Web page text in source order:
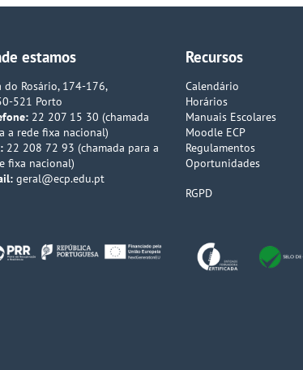
estamos
do Rosário, 174-176,
521 Porto
22 207 15 30 (chamada
a rede fixa nacional)
22 208 72 93 (chamada para a
fixa nacional)
geral@ecp.edu.pt
Recursos
Calendário
Horários
Manuais Escolares
Moodle ECP
Regulamentos
Oportunidades
RGPD